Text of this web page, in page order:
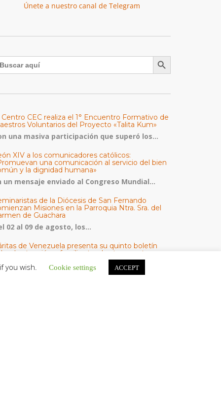
Únete a nuestro canal de Telegram
Botón de búsqueda
Centro CEC realiza el 1° Encuentro Formativo de
Voluntarios del Proyecto «Talita Kum»
una masiva participación que superó los...
XIV a los comunicadores católicos:
una comunicación al servicio del bien
y la dignidad humana»
un mensaje enviado al Congreso Mundial...
de la Diócesis de San Fernando
Misiones en la Parroquia Ntra. Sra. del
de Guachara
02 al 09 de agosto, los...
de Venezuela presenta su quinto boletín
la atención a familias tras los terremotos
de Venezuela publicó este martes 4...
you wish. Cookie settings ACCEPT